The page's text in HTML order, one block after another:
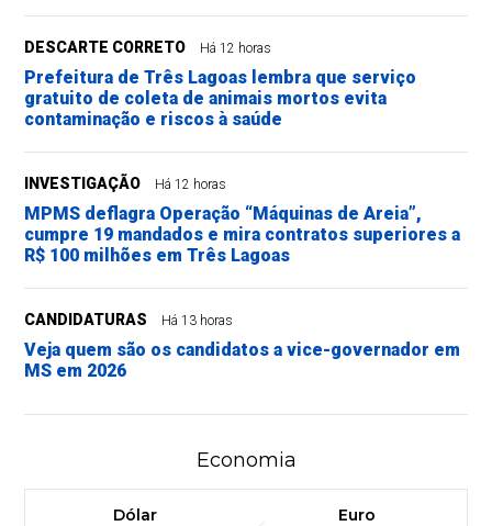
DESCARTE CORRETO Há 12 horas
Prefeitura de Três Lagoas lembra que serviço
gratuito de coleta de animais mortos evita
contaminação e riscos à saúde
INVESTIGAÇÃO Há 12 horas
MPMS deflagra Operação “Máquinas de Areia”,
cumpre 19 mandados e mira contratos superiores a
R$ 100 milhões em Três Lagoas
CANDIDATURAS Há 13 horas
Veja quem são os candidatos a vice-governador em
MS em 2026
Economia
Dólar
Euro